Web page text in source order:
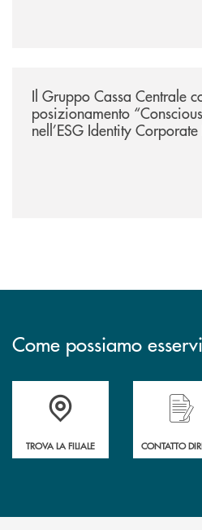
negoziazione esclusiva per la
Il Gruppo Cassa Centrale
posizionamento
nell’ESG Identity
Come possiamo
Accedi all' elenco completo delle filiali .
TROVA LA FILIALE CONTATTO